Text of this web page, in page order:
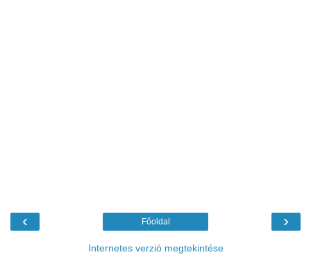
‹ ›
Főoldal
Internetes verzió megtekintése